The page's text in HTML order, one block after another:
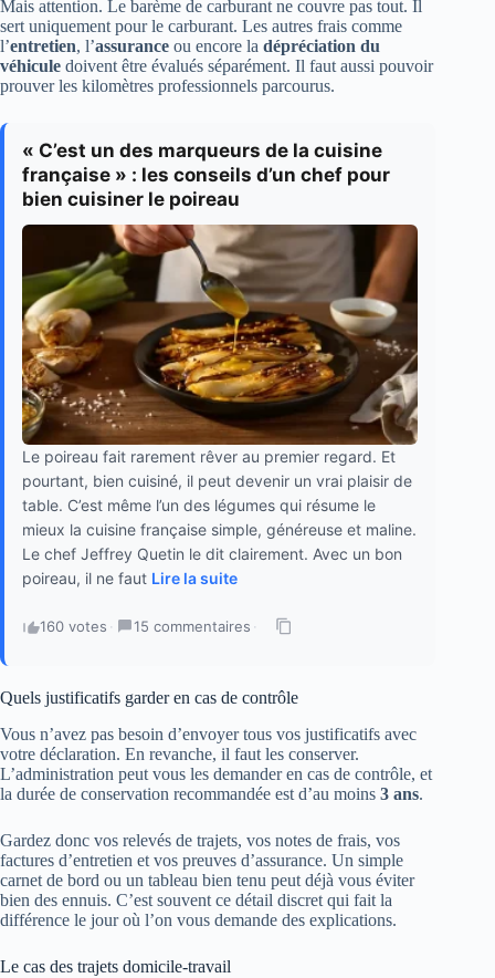
Mais attention. Le barème de carburant ne couvre pas tout. Il
sert uniquement pour le carburant. Les autres frais comme
l’entretien, l’assurance ou encore la dépréciation du
véhicule doivent être évalués séparément. Il faut aussi pouvoir
prouver les kilomètres professionnels parcourus.
« C’est un des marqueurs de la cuisine
française » : les conseils d’un chef pour
bien cuisiner le poireau
Le poireau fait rarement rêver au premier regard. Et
pourtant, bien cuisiné, il peut devenir un vrai plaisir de
table. C’est même l’un des légumes qui résume le
mieux la cuisine française simple, généreuse et maline.
Le chef Jeffrey Quetin le dit clairement. Avec un bon
poireau, il ne faut Lire la suite
160 votes · 15 commentaires ·
Quels justificatifs garder en cas de contrôle
Vous n’avez pas besoin d’envoyer tous vos justificatifs avec
votre déclaration. En revanche, il faut les conserver.
L’administration peut vous les demander en cas de contrôle, et
la durée de conservation recommandée est d’au moins 3 ans.
Gardez donc vos relevés de trajets, vos notes de frais, vos
factures d’entretien et vos preuves d’assurance. Un simple
carnet de bord ou un tableau bien tenu peut déjà vous éviter
bien des ennuis. C’est souvent ce détail discret qui fait la
différence le jour où l’on vous demande des explications.
Le cas des trajets domicile-travail